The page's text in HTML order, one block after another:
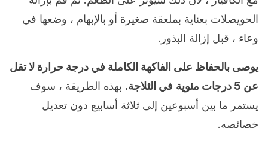
الحويصلات بعناية بملعقة صغيرة أو بالإبهام ، وضعها في
وعاء ، قبل إزالة البذور.
يوصى بالحفاظ على الفاكهة الكاملة في درجة حرارة لا تقل
عن 5 درجات مئوية
في الثلاجة. بهذه الطريقة ، سوف
يستمر ما بين أسبوعين إلى ثلاثة أسابيع دون تعديل
خصائصه.